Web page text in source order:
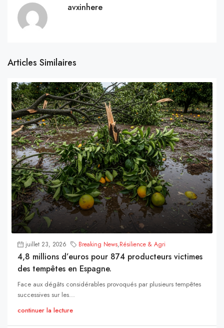
avxinhere
Articles Similaires
juillet 23, 2026 Breaking News,Résilience & Agri
4,8 millions d’euros pour 874 producteurs victimes
des tempêtes en Espagne.
Face aux dégâts considérables provoqués par plusieurs tempêtes
successives sur les...
continuer la lecture